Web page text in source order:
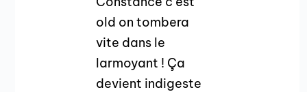
old on tombera
vite dans le
larmoyant ! Ça
devient indigeste